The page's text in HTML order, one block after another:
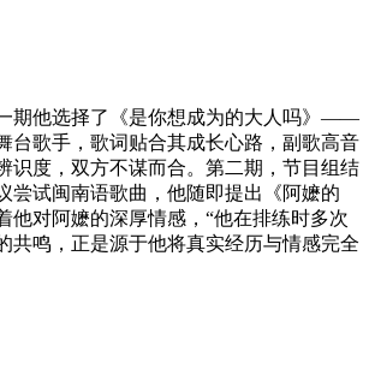
期他选择了《是你想成为的大人吗》——
台歌手，歌词贴合其成长心路，副歌高音
识度，双方不谋而合。第二期，节目组结
尝试闽南语歌曲，他随即提出《阿嬷的
他对阿嬷的深厚情感，“他在排练时多次
共鸣，正是源于他将真实经历与情感完全